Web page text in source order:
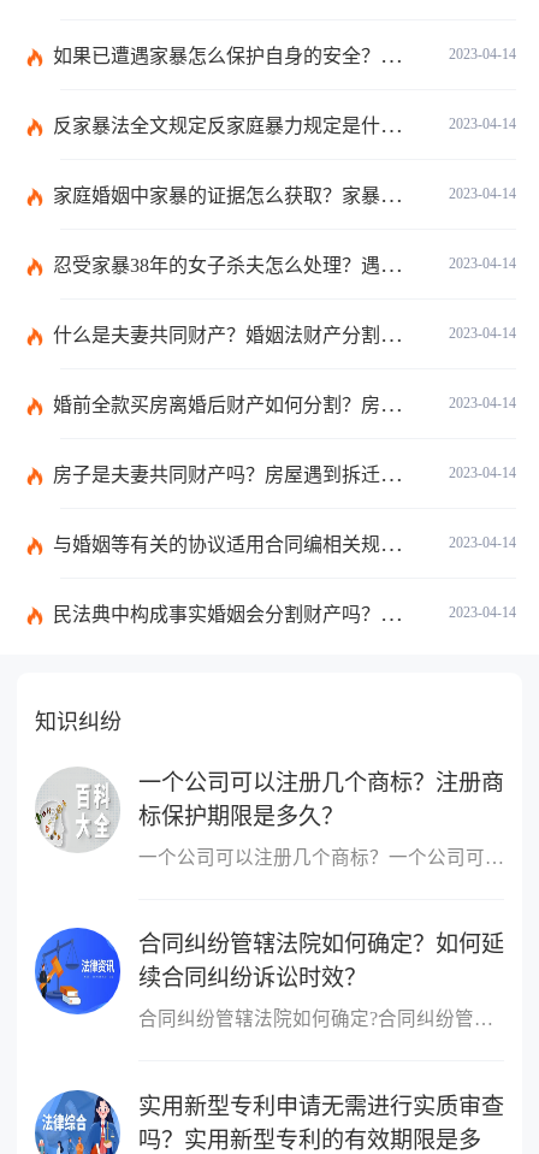
2023-04-14
如果已遭遇家暴怎么保护自身的安全？婚姻纠纷如何收集证据？
2023-04-14
反家暴法全文规定反家庭暴力规定是什么？婚姻怎么样挽救？
2023-04-14
家庭婚姻中家暴的证据怎么获取？家暴离婚小孩归谁？
2023-04-14
忍受家暴38年的女子杀夫怎么处理？遇到家暴应该怎么办？
2023-04-14
什么是夫妻共同财产？婚姻法财产分割是怎么规定？
2023-04-14
婚前全款买房离婚后财产如何分割？房子是夫妻共同财产吗？
2023-04-14
房子是夫妻共同财产吗？房屋遇到拆迁究竟是要房子还是要钱？
2023-04-14
与婚姻等有关的协议适用合同编相关规定吗？夫妻共同财产的范围有哪些？
2023-04-14
民法典中构成事实婚姻会分割财产吗？婚后夫妻共同财产有哪些？
知识纠纷
一个公司可以注册几个商标？注册商
标保护期限是多久？
一个公司可以注册几个商标？一个公司可以申请无数个商标，没有限制...
合同纠纷管辖法院如何确定？如何延
续合同纠纷诉讼时效？
合同纠纷管辖法院如何确定?合同纠纷管辖法院的确定方式：当事人可以...
实用新型专利申请无需进行实质审查
吗？实用新型专利的有效期限是多